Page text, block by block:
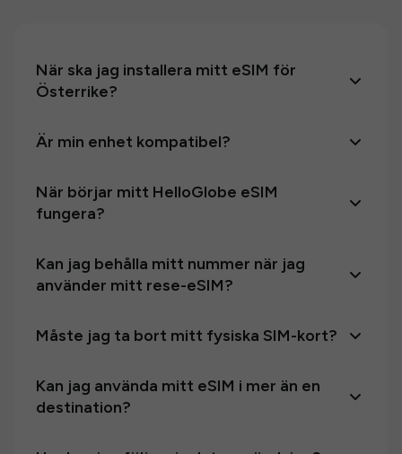
När ska jag installera mitt eSIM för
Österrike?
Är min enhet kompatibel?
När börjar mitt HelloGlobe eSIM
fungera?
Kan jag behålla mitt nummer när jag
använder mitt rese-eSIM?
Måste jag ta bort mitt fysiska SIM-kort?
Kan jag använda mitt eSIM i mer än en
destination?